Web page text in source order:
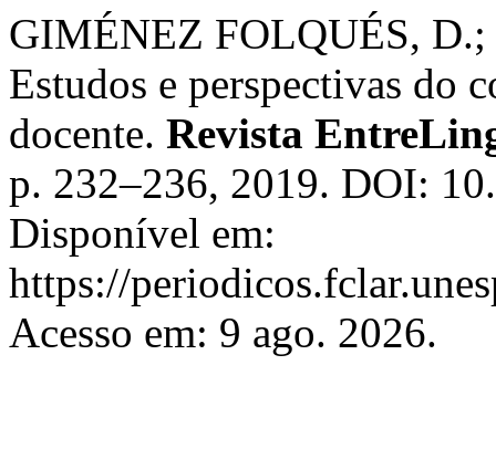
GIMÉNEZ FOLQUÉS,
Estudos e perspectivas do
docente. Revista
p. 232–236, 2019. DOI:
Disponível em:
https://
Acesso em: 9 ago. 2026.